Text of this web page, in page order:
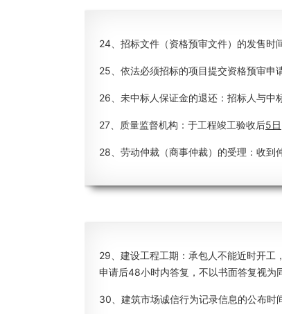
24、招标文件（资格预审文件）的发售时
25、依法必须招标的项目提交资格预审申
26、未中标人保证金的退还：招标人与中
27、质量监督机构：于工程竣工验收后5日
28、劳动仲裁（商事仲裁）的受理：收到
29、建设工程工期：承包人不能近时开工
申请后48小时内答复，不以书面答复视为
30、建筑市场诚信行为记录信息的公布时